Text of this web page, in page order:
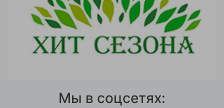
Мы в соцсетях: